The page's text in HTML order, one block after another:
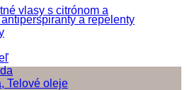
vlasy s citrónom a
a repelenty
Telové oleje